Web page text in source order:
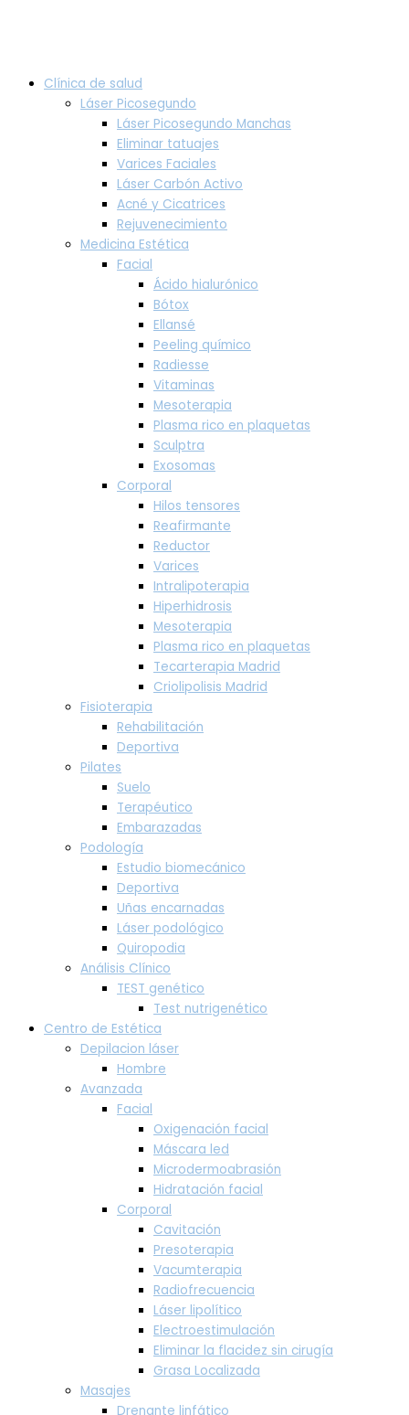
Clínica de salud
Láser Picosegundo
Láser Picosegundo Manchas
Eliminar tatuajes
Varices Faciales
Láser Carbón Activo
Acné y Cicatrices
Rejuvenecimiento
Medicina Estética
Facial
Ácido hialurónico
Bótox
Ellansé
Peeling químico
Radiesse
Vitaminas
Mesoterapia
Plasma rico en plaquetas
Sculptra
Exosomas
Corporal
Hilos tensores
Reafirmante
Reductor
Varices
Intralipoterapia
Hiperhidrosis
Mesoterapia
Plasma rico en plaquetas
Tecarterapia Madrid
Criolipolisis Madrid
Fisioterapia
Rehabilitación
Deportiva
Pilates
Suelo
Terapéutico
Embarazadas
Podología
Estudio biomecánico
Deportiva
Uñas encarnadas
Láser podológico
Quiropodia
Análisis Clínico
TEST genético
Test nutrigenético
Centro de Estética
Depilacion láser
Hombre
Avanzada
Facial
Oxigenación facial
Máscara led
Microdermoabrasión
Hidratación facial
Corporal
Cavitación
Presoterapia
Vacumterapia
Radiofrecuencia
Láser lipolítico
Electroestimulación
Eliminar la flacidez sin cirugía
Grasa Localizada
Masajes
Drenante linfático